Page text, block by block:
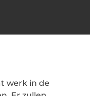
werk in de